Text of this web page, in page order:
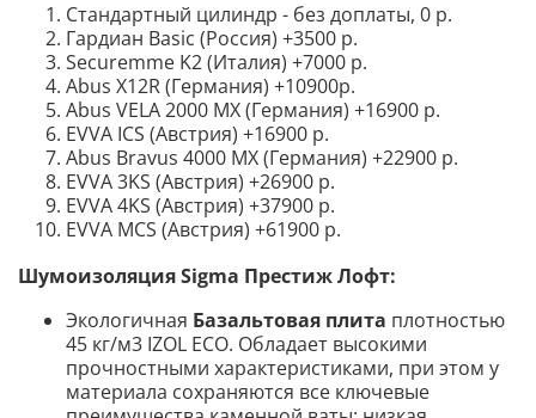
Стандартный цилиндр - без доплаты, 0 р.
Гардиан Basic (Россия) +3500 р.
Securemme K2 (Италия) +7000 р.
Abus X12R (Германия) +10900р.
Abus VELA 2000 MX (Германия) +16900 р.
EVVA ICS (Австрия) +16900 р.
Abus Bravus 4000 MX (Германия) +22900 р.
EVVA 3KS (Австрия) +26900 р.
EVVA 4KS (Австрия) +37900 р.
EVVA MCS (Австрия) +61900 р.
ШумоизоляцияSigma Престиж Лофт:
Экологичная Базальтовая плита плотностью
45 кг/м3 IZOL ECO. Обладает высокими
прочностными характеристиками, при этом у
материала сохраняются все ключевые